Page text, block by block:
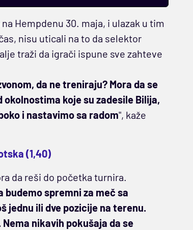
Hempdenu 30. maja, i ulazak u tim
nisu uticali na to da selektor
traži da igrači ispune sve zahteve
da ne treniraju? Mora da se
okolnostima koje su zadesile Bilija,
i nastavimo sa radom", kaže
(1,40)
da reši do početka turnira.
budemo spremni za meč sa
jednu ili dve pozicije na terenu.
nikavih pokušaja da se